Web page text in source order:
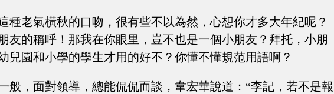
種老氣橫秋的口吻，很有些不以為然，心想你才多大年紀呢？
友的稱呼！那我在你眼里，豈不也是一個小朋友？拜托，小朋
兒園和小學的學生才用的好不？你懂不懂規范用語啊？
般，面對領導，總能侃侃而談，韋宏華說道：“李記，若不是報